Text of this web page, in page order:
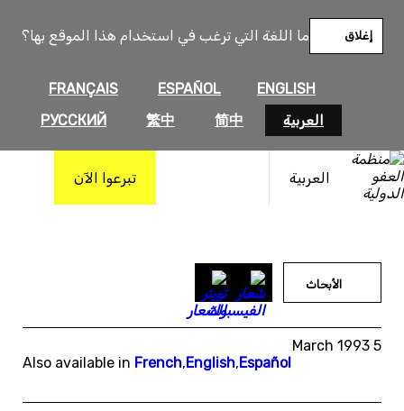
ما اللغة التي ترغب في استخدام هذا الموقع بها؟
ENGLISH
ESPAÑOL
FRANÇAIS
العربية
简中
繁中
РУССКИЙ
إغلاق
العربية تبرعوا الآن
المحتوى
الأبحاث
5 March 1993
Also available in French,English,Español